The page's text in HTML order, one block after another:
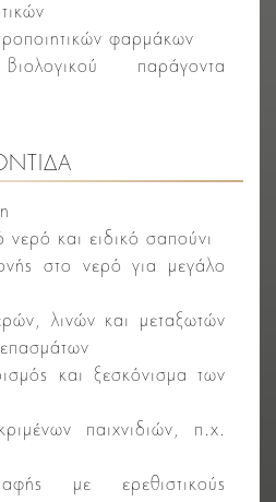
φαρμάκων
παράγοντα
και ειδικό σαπούνι
στο νερό για μεγάλο
λινών και μεταξωτών
και ξεσκόνισμα των
παιχνιδιών, π.χ.
με ερεθιστικούς